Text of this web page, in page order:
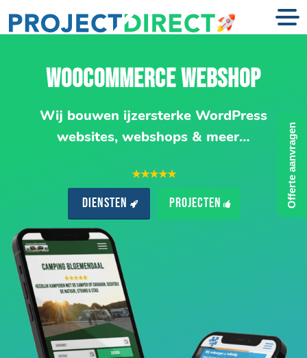
WOOCOMMERCE WEBSHOP
Wij bouwen ijzersterke WordPress
websites, webshops & meer…
★★★★★
Diensten Projecten Offerte aanvragen